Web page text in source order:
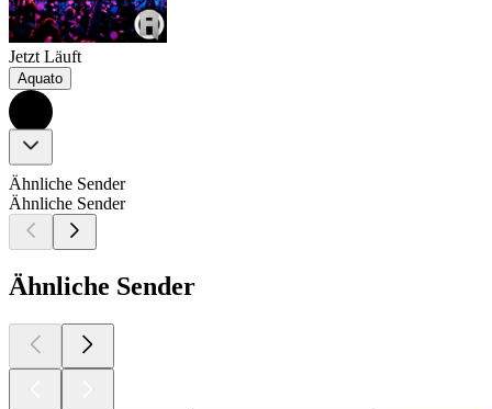
Jetzt Läuft
Aquato
Ähnliche Sender
Ähnliche Sender
Ähnliche Sender